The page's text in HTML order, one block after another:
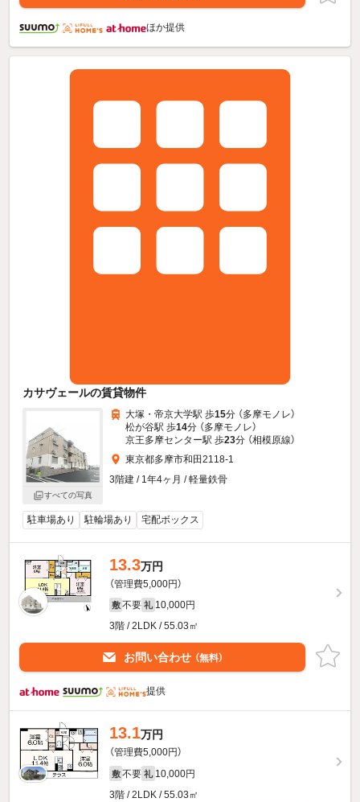
ほか提供
カサヴェールの賃貸物件
すべての写真
大塚・帝京大学駅 歩15分 （多摩モノレ）
松が谷駅 歩14分 （多摩モノレ）
京王多摩センター駅 歩23分 （相模原線）
東京都多摩市和田2118-1
3階建 / 1年4ヶ月 / 軽量鉄骨
駐車場あり 駐輪場あり 宅配ボックス
13.3万円
（管理費5,000円）
敷 不要 礼 10,000円
3階 / 2LDK / 55.03㎡
お問い合わせ （無料）
提供
13.1万円
（管理費5,000円）
敷 不要 礼 10,000円
3階 / 2LDK / 55.03㎡